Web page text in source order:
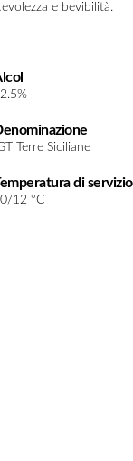
e bevibilità.
Terre Siciliane
di servizio
12 °C